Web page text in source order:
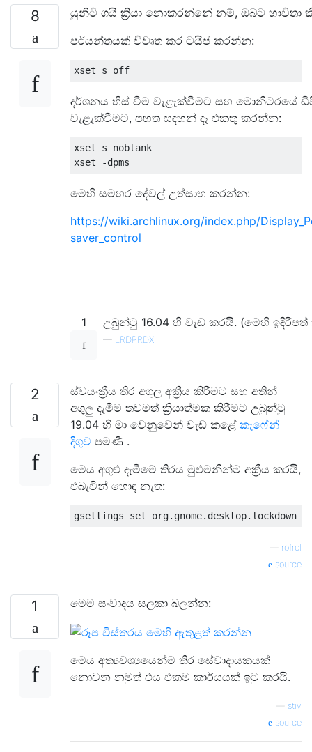
8
යුනිටි ගයි ක්‍රියා නොකරන්නේ නම්, ඔබට භාවිතා
පර්යන්තයක් විවෘත කර ටයිප් කරන්න:
දර්ශනය හිස් වීම වැළැක්වීමට සහ මොනිටරයේ
වැළැක්වීමට, පහත සඳහන් දෑ එකතු කරන්න:
xset s noblank
මෙහි සමහර දේවල් උත්සාහ කරන්න:
https://wiki.archlinux.org/index.php/
saver_control
1 උබුන්ටු 16.04 හි වැඩ කරයි. (මෙහි
— LRDPRDX
2
ස්වයංක්‍රීය තිර අගුල අක්‍රීය කිරීමට සහ අතින්
අගුලු දැමීම තවමත් ක්‍රියාත්මක කිරීමට උබුන්ටු
19.04 හි මා වෙනුවෙන් වැඩ කළේ කැෆේන්
දිගුව පමණි .
මෙය අගුළු දැමීමේ තිරය මුළුමනින්ම අක්‍රීය කරයි,
එබැවින් හොඳ නැත:
rofrol
source
1 මෙම සංවාදය සලකා බලන්න:
මෙය අත්‍යවශ්‍යයෙන්ම තිර සේවාදායකයක්
නොවන නමුත් එය එකම කාර්යයක් ඉටු කරයි.
stiv
source